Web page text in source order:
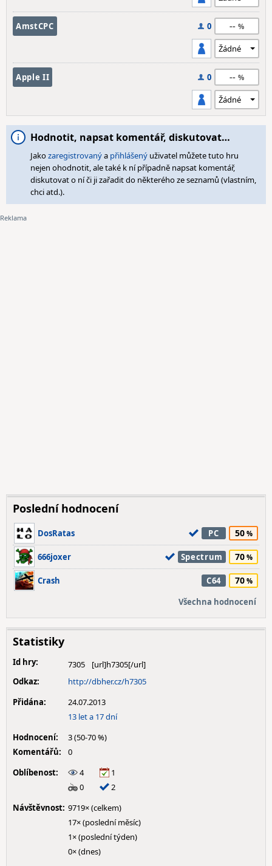
AmstCPC 0 --
Apple II 0 --
Hodnotit, napsat komentář, diskutovat…
Jakozaregistrovanýa přihlášený uživatel můžete tuto hru
nejen ohodnotit, ale také k ní případně napsat komentář,
diskutovat o ní či ji zařadit do některého ze seznamů (vlastním,
chci atd.).
Poslední hodnocení
DosRatas PC 50
666joxer Spectrum 70
Crash C64 70
Všechna hodnocení
Statistiky
Id hry:
7305
Odkaz:
http://dbher.cz/h7305
Přidána:
24.07.2013
13 let a 17 dní
Hodnocení:
3 (50-70 %)
Komentářů:
0
Oblíbenost:
4
1
0
2
Návštěvnost: 9719× (celkem)
17× (poslední měsíc)
1× (poslední týden)
0× (dnes)